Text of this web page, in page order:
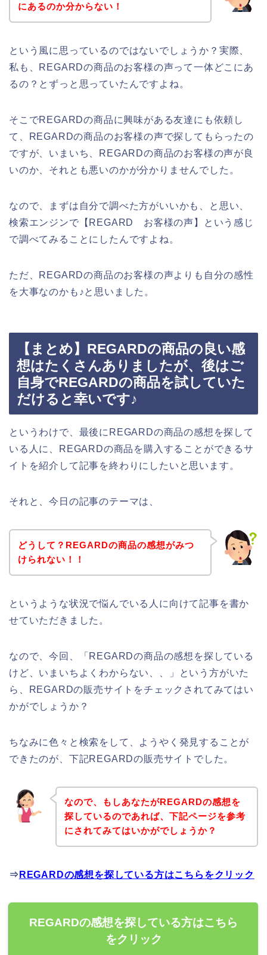
にあるのか分からない！
という風に思っているのではないでしょうか？実際、
私も、REGARDの商品のお客様の声って一体どこにあ
るの？とずっと思っていたんですよね。
そこでREGARDの商品に興味がある友達にも依頼し
て、REGARDの商品のお客様の声で探してもらったの
ですが、いまいち、REGARDの商品のお客様の声が良
いのか、それとも悪いのかが分かりませんでした。
なので、まずは自分で調べた方がいいかも、と思い、
検索エンジンで【REGARD お客様の声】という感じ
で調べてみることにしたんですよね。
ただ、REGARDの商品のお客様の声よりも自分の感性
を大事なのかも♪と思いました。
【まとめ】REGARDの商品の良い感
想はたくさんありましたが、後はご
自身でREGARDの商品を試していた
だけると幸いです♪
というわけで、最後にREGARDの商品の感想を探して
いる人に、REGARDの商品を購入することができるサ
イトを紹介して記事を終わりにしたいと思います。
それと、今日の記事のテーマは、
どうして？REGARDの商品の感想がみつ
けられない！！
というような状況で悩んでいる人に向けて記事を書か
せていただきました。
なので、今回、「REGARDの商品の感想を探している
けど、いまいちよくわからない、、」という方がいた
ら、REGARDの販売サイトをチェックされてみてはい
かがでしょうか？
ちなみに色々と検索をして、ようやく発見することが
できたのが、下記REGARDの販売サイトでした。
なので、もしあなたがREGARDの感想を
探しているのであれば、下記ページを参考
にされてみてはいかがでしょうか？
⇒ REGARDの感想を探している方はこちらをクリック
REGARDの感想を探している方はこちら
をクリック